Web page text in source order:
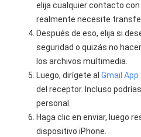
elija cualquier contacto
realmente necesite
Después de eso, elija si
seguridad o quizás no
los archivos multimedia.
Luego, dirígete alGmail App
del receptor. Incluso
personal.
Haga clic en enviar, luego
dispositivo iPhone.